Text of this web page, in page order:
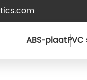
ABS-plaat